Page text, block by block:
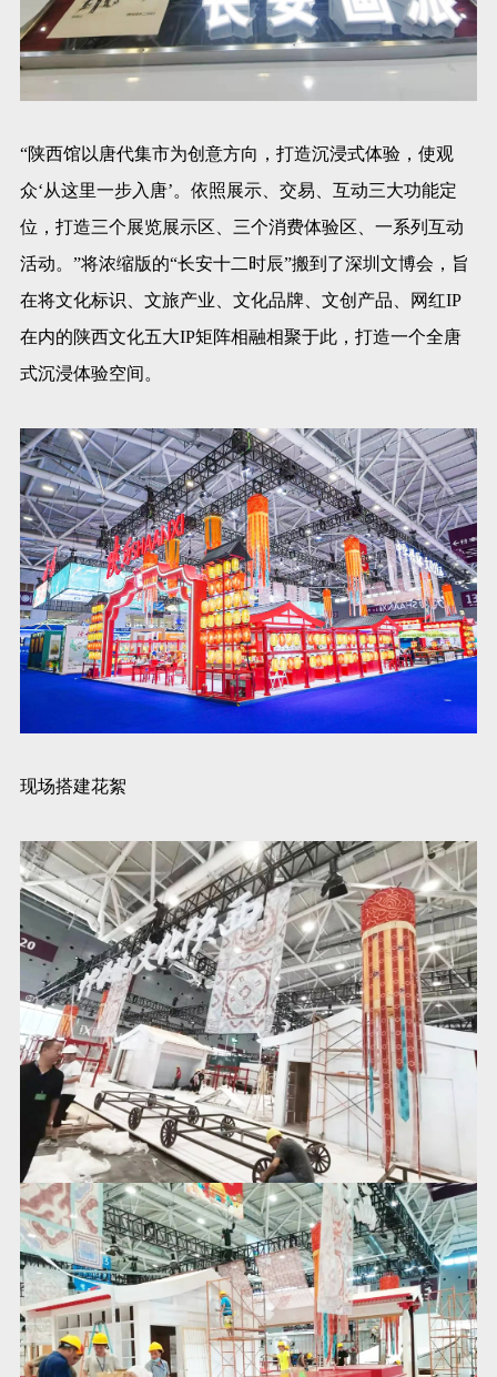
“陕西馆以唐代集市为创意方向，打造沉浸式体验，使观
众‘从这里一步入唐’。依照展示、交易、互动三大功能定
位，打造三个展览展示区、三个消费体验区、一系列互动
活动。”将浓缩版的“长安十二时辰”搬到了深圳文博会，旨
在将文化标识、文旅产业、文化品牌、文创产品、网红IP
在内的陕西文化五大IP矩阵相融相聚于此，打造一个全唐
式沉浸体验空间。
现场搭建花絮